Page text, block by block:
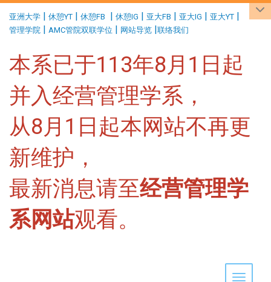
亚洲大学 | 休憩YT | 休憩FB | 休憩IG | 亚大FB | 亚大IG | 亚大YT |
管理学院 | AMC管院双联学位 | 网站导览 |联络我们
本系已于113年8月1日起
并入经营管理学系，
从8月1日起本网站不再更
新维护，
最新消息请至经营管理学
系网站观看。
Toggle